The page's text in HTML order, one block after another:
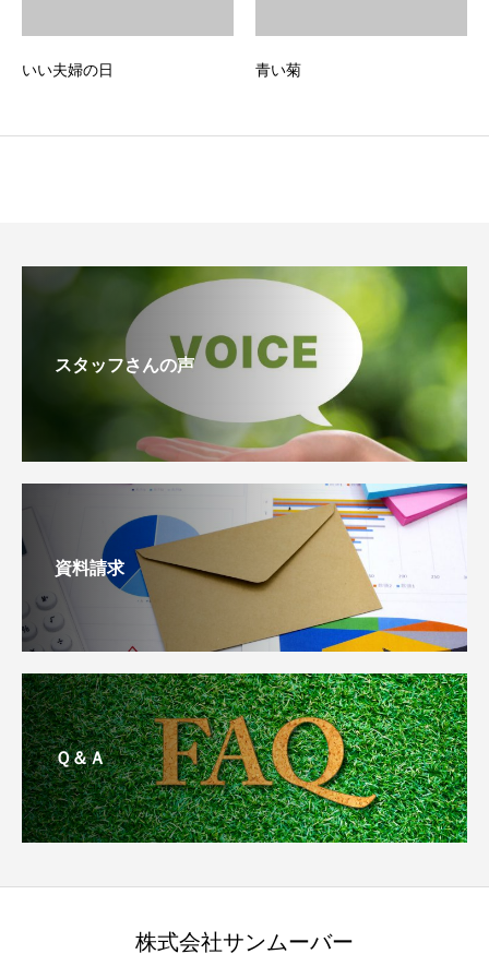
いい夫婦の日 青い菊
スタッフさんの声
資料請求
Ｑ＆Ａ
株式会社サンムーバー